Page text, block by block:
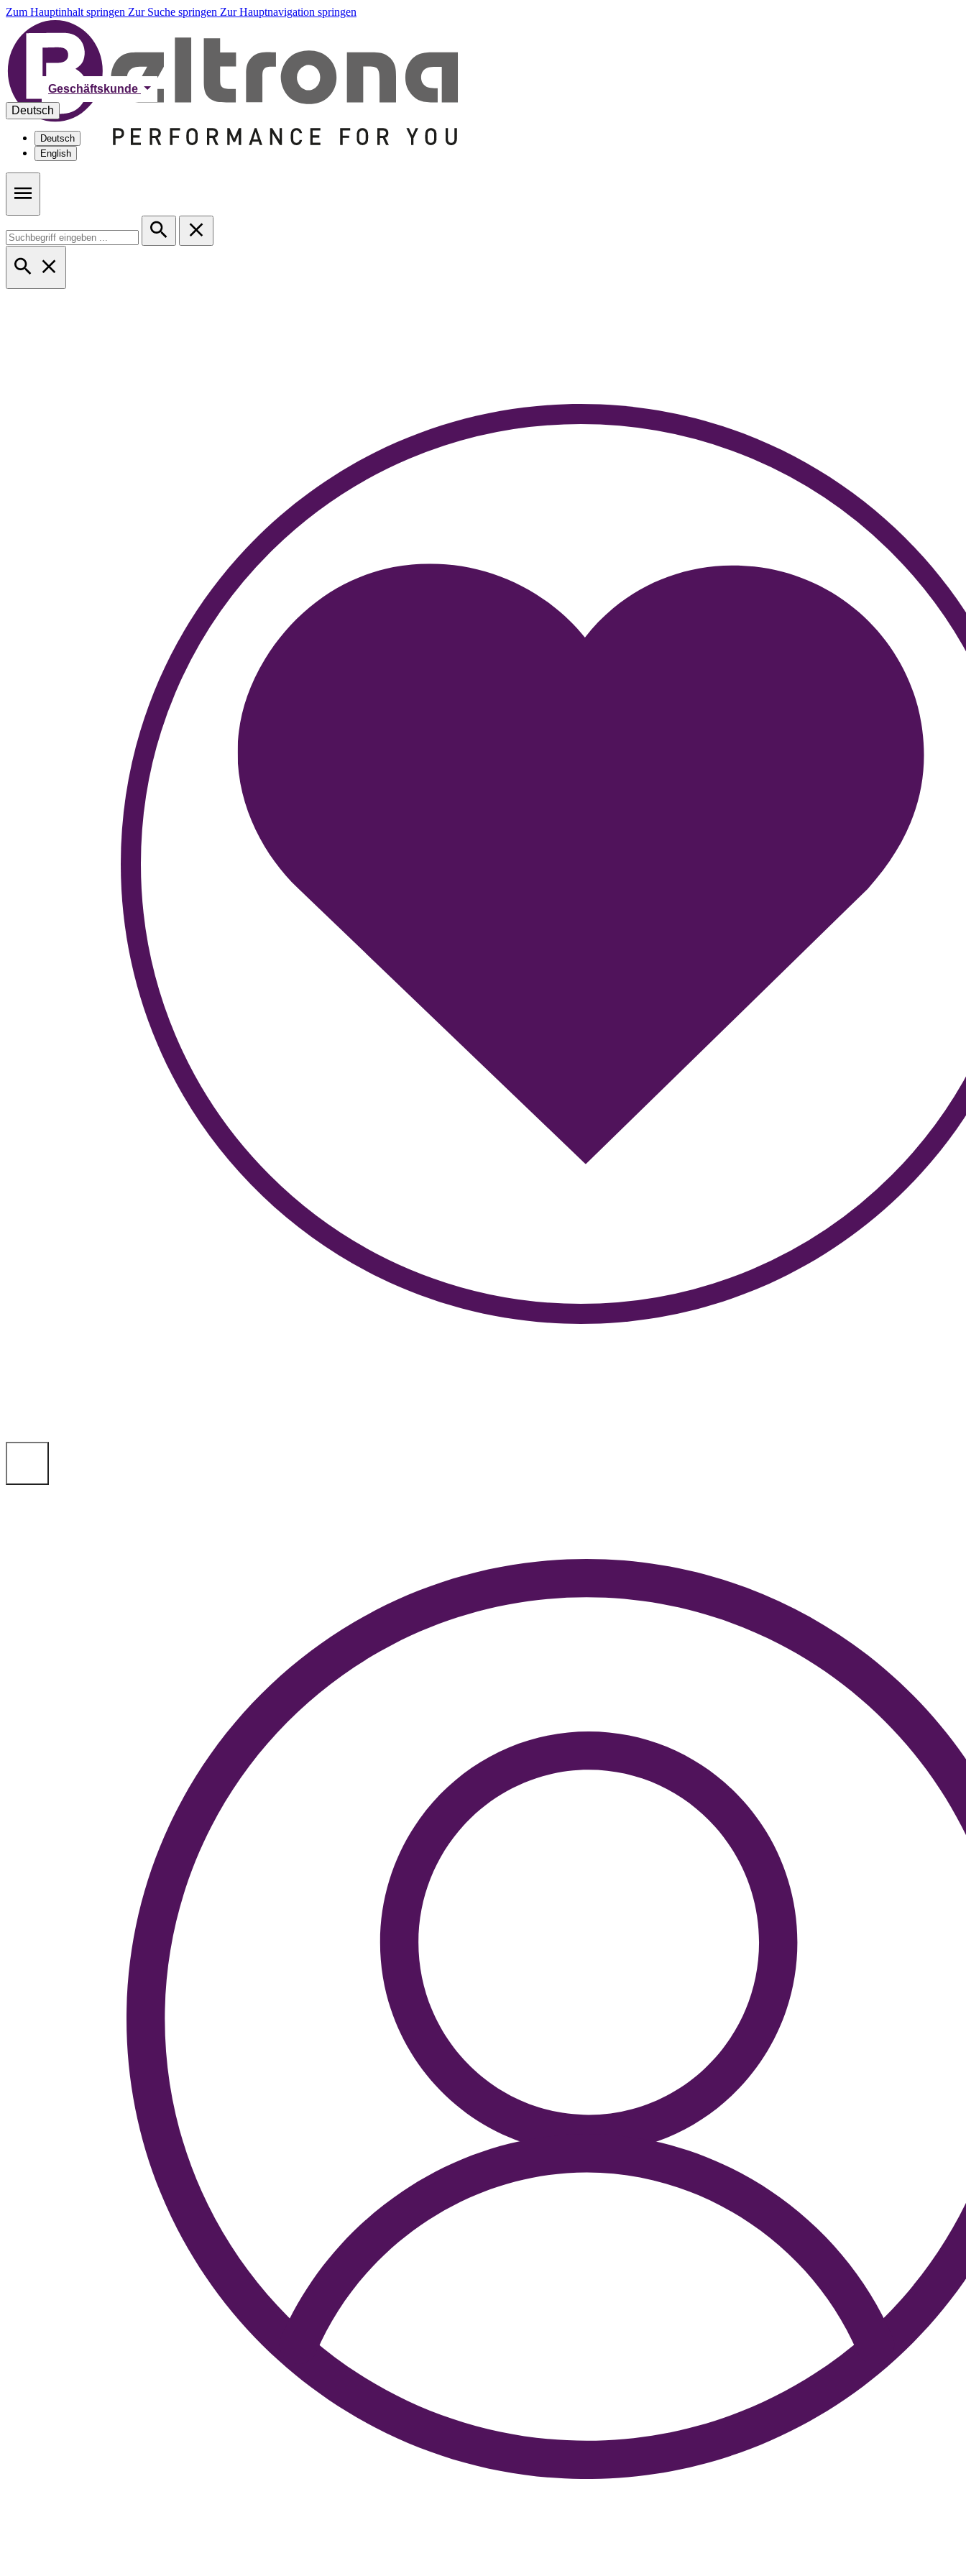
Zum Hauptinhalt springen Zur Suche springen Zur Hauptnavigation springen
Geschäftskunde
Deutsch
Deutsch
English